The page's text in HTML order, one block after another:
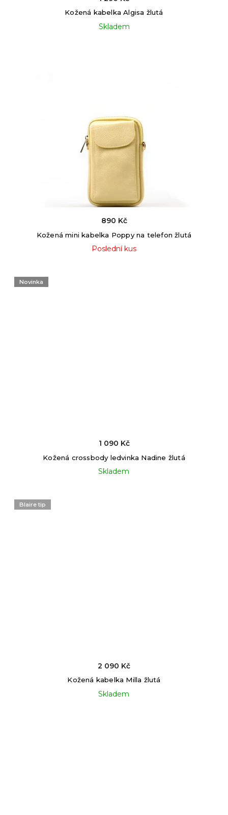
Kožená kabelka Algisa žlutá
Skladem
Kožená mini kabelka Poppy na telefon žlutá
Poslední kus
890 Kč
Novinka
Kožená crossbody ledvinka Nadine žlutá
Skladem
1 090 Kč
Blaire tip
Kožená kabelka Milla žlutá
Skladem
2 090 Kč